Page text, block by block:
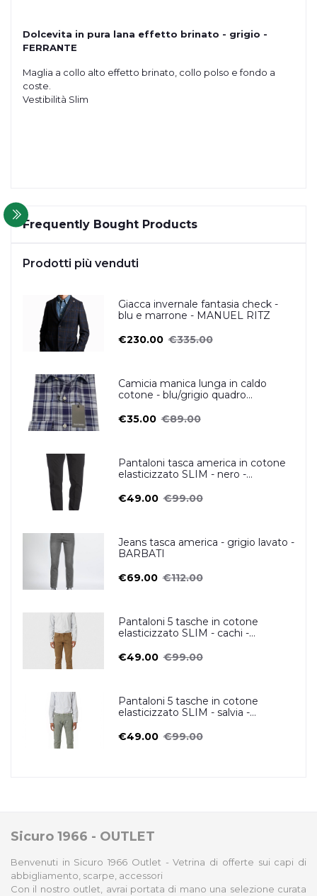
Dolcevita in pura lana effetto brinato - grigio -
FERRANTE
Maglia a collo alto effetto brinato, collo polso e fondo a
coste.
Vestibilità Slim
Frequently Bought Products
Prodotti più venduti
Giacca invernale fantasia check -
blu e marrone - MANUEL RITZ
€230.00 €335.00
Camicia manica lunga in caldo
cotone - blu/grigio quadro
€35.00 €89.00
Pantaloni tasca america in cotone
elasticizzato SLIM - nero -
€49.00 €99.00
Jeans tasca america - grigio lavato -
BARBATI
€69.00 €112.00
Pantaloni 5 tasche in cotone
elasticizzato SLIM - cachi -
€49.00 €99.00
Pantaloni 5 tasche in cotone
elasticizzato SLIM - salvia -
€49.00 €99.00
Sicuro 1966 - OUTLET
Benvenuti in Sicuro 1966 Outlet - Vetrina di offerte sui capi di
abbigliamento, scarpe, accessori
Con il nostro outlet, avrai portata di mano una selezione curata